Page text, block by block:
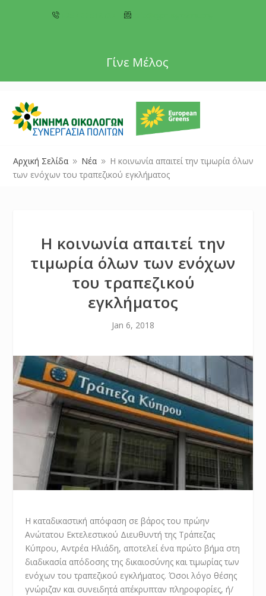
Γίνε Μέλος
Αρχική Σελίδα 9 Νέα 9
Η κοινωνία απαιτεί την τιμωρία όλων
των ενόχων του τραπεζικού εγκλήματος
Η κοινωνία απαιτεί την
τιμωρία όλων των ενόχων
του τραπεζικού
εγκλήματος
Jan 6, 2018
Η καταδικαστική απόφαση σε βάρος του πρώην
Ανώτατου Εκτελεστικού Διευθυντή της Τράπεζας
Κύπρου, Αντρέα Ηλιάδη, αποτελεί ένα πρώτο βήμα στη
διαδικασία απόδοσης της δικαιοσύνης και τιμωρίας των
ενόχων του τραπεζικού εγκλήματος. Όσοι λόγο θέσης
γνώριζαν και συνειδητά απέκρυπταν πληροφορίες, ή/